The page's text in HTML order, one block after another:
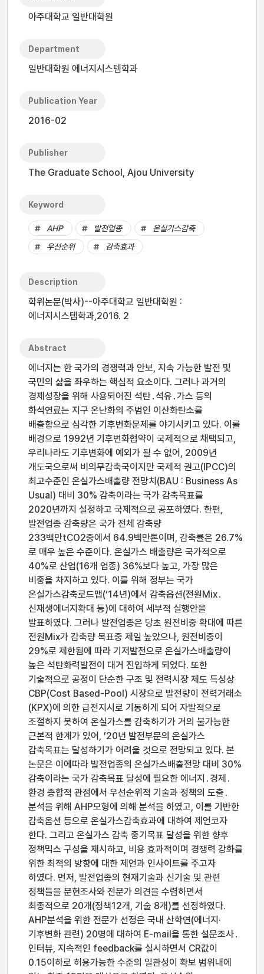
아주대학교 일반대학원
Department
일반대학원 에너지시스템학과
Publication Year
2016-02
Publisher
The Graduate School, Ajou University
Keyword
AHP 발전업종
온실가스감축
우선순위
감축효과
Description
학위논문(박사)--아주대학교 일반대학원 :
에너지시스템학과,2016. 2
Abstract
에너지는 한 국가의 경쟁력과 안보, 지속 가능한 발전 및
국민의 삶을 좌우하는 핵심적 요소이다. 그러나 과거의
경제성장을 위해 사용되어진 석탄․석유․가스 등의
화석연료는 지구 온난화의 주범인 이산화탄소를
배출함으로 심각한 기후변화문제를 야기시키고 있다. 이를
배경으로 1992년 기후변화협약이 국제적으로 채택되고,
우리나라도 기후변화에 예외가 될 수 없어, 2009년
개도국으로써 비의무감축국이지만 국제적 권고(IPCC)의
최고수준인 온실가스배출량 전망치(BAU : Business As
Usual) 대비 30% 감축이라는 국가 감축목표를
2020년까지 설정하고 국제적으로 공포하였다. 한편,
발전업종 감축량은 국가 전체 감축량
233백만tCO2중에서 64.9백만톤이며, 감축률은 26.7%
로 매우 높은 수준이다. 온실가스 배출량은 국가적으로
40%로 산업(16개 업종) 36%보다 높고, 가장 많은
비중을 차지하고 있다. 이를 위해 정부는 국가
온실가스감축로드맵(‘14년)에서 감축옵션(전원Mix․
신재생에너지확대 등)에 대하여 세부적 실행안을
발표하였다. 그러나 발전업종은 당초 원전비중 확대에 따른
전원Mix가 감축량 목표중 제일 높았으나, 원전비중이
29%로 제한됨에 따라 기저발전으로 온실가스배출량이
높은 석탄화력발전이 대거 진입하게 되었다. 또한
기술적으로 공정이 단순한 구조 및 전력시장 제도 특성상
CBP(Cost Based-Pool) 시장으로 발전량이 전력거래소
(KPX)에 의한 급전지시로 기동하게 되어 자발적으로
조절하지 못하여 온실가스를 감축하기가 거의 불가능한
근본적 한계가 있어, ’20년 발전부문의 온실가스
감축목표는 달성하기가 어려울 것으로 전망되고 있다. 본
논문은 이에따라 발전업종의 온실가스배출전망 대비 30%
감축이라는 국가 감축목표 달성에 필요한 에너지․경제․
환경 종합적 관점에서 우선순위적 기술과 정책의 도출․
분석을 위해 AHP모형에 의해 분석을 하였고, 이를 기반한
감축옵션 등으로 온실가스감축효과에 대하여 제언코자
한다. 그리고 온실가스 감축 중기목표 달성을 위한 향후
정책믹스 구성을 제시하고, 비용 효과적이며 경쟁력 강화를
위한 최적의 방향에 대한 제언과 인사이트를 주고자
하였다. 먼저, 발전업종의 현재기술과 신기술 및 관련
정책들을 문헌조사와 전문가 의견을 수렴하면서
최종적으로 20개(정책12개, 기술 8개)를 선정하였다.
AHP분석을 위한 전문가 선정은 국내 산학연(에너지·
기후변화 관련) 20명에 대하여 E-mail을 통한 설문조사․
인터뷰, 지속적인 feedback를 실시하면서 CR값이
0.15이하로 허용가능한 수준의 일관성이 확보 범위내에